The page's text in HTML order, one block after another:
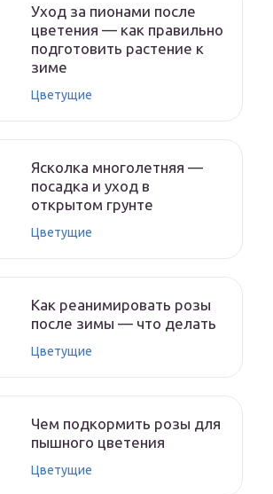
Уход за пионами после
цветения — как правильно
подготовить растение к
зиме
Цветущие
Ясколка многолетняя —
посадка и уход в
открытом грунте
Цветущие
Как реанимировать розы
после зимы — что делать
Цветущие
Чем подкормить розы для
пышного цветения
Цветущие